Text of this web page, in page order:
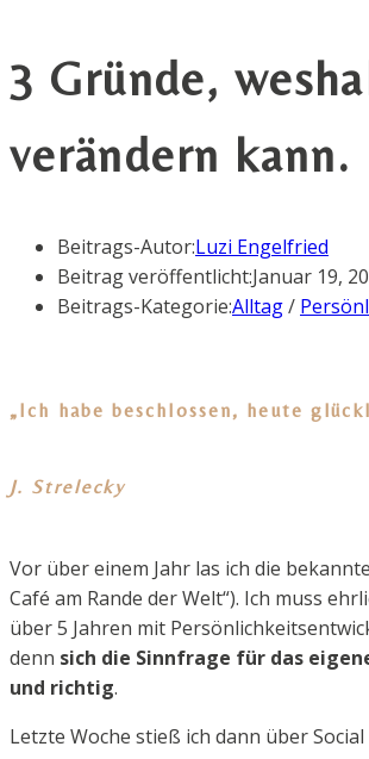
3 Gründe,
verändern kann.
Beitrags-Autor:Luzi Engelfried
Beitrag veröffentlicht:Januar 19,
Beitrags-Kategorie:Alltag/
„Ich habe beschlossen, heute
J. Strelecky
Vor über einem Jahr las ich die
Café am Rande der Welt“). Ich muss
über 5 Jahren mit
denn sich die Sinnfrage für das
und richtig.
Letzte Woche stieß ich dann über